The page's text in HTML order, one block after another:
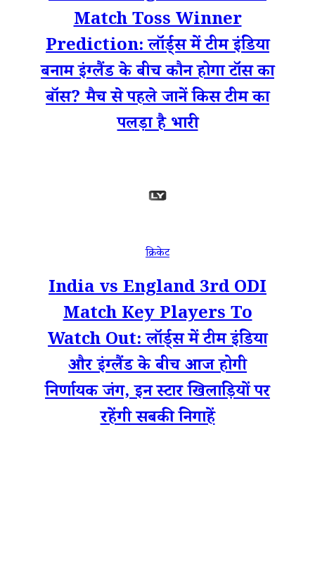
Match Toss Winner
Prediction: लॉर्ड्स में टीम इंडिया
बनाम इंग्लैंड के बीच कौन होगा टॉस का
बॉस? मैच से पहले जानें किस टीम का
पलड़ा है भारी
क्रिकेट
India vs England 3rd ODI
Match Key Players To
Watch Out: लॉर्ड्स में टीम इंडिया
और इंग्लैंड के बीच आज होगी
निर्णायक जंग, इन स्टार खिलाड़ियों पर
रहेंगी सबकी निगाहें